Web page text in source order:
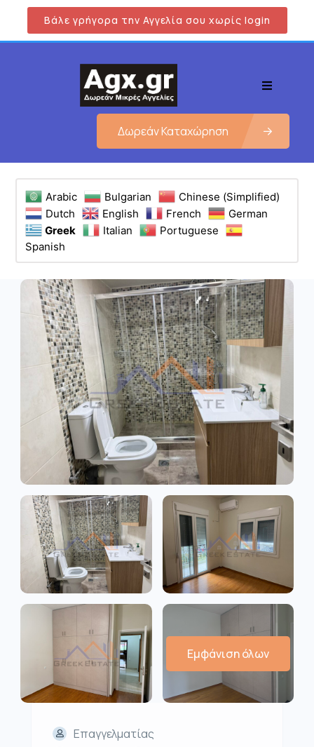
Βάλε γρήγορα την Αγγελία σου χωρίς login
Δωρεάν Καταχώρηση
Arabic Bulgarian
Chinese (Simplified)
Dutch
English French
German
Greek
Italian
Portuguese
Spanish
Εμφάνιση όλων
Επαγγελματίας